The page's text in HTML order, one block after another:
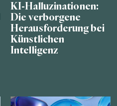
KI-Halluzinationen:
Die verborgene
Herausforderung bei
Künstlichen
Intelligenz